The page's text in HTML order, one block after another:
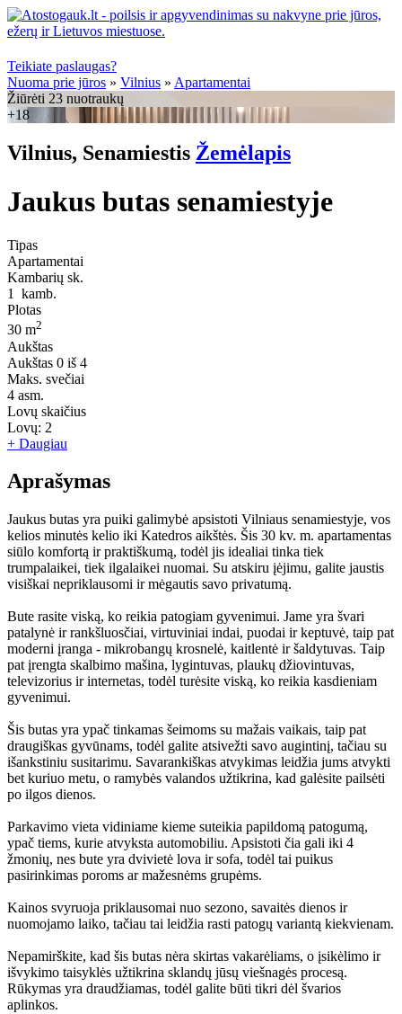
Teikiate paslaugas?
Nuoma prie jūros » Vilnius » Apartamentai
Žiūrėti 23 nuotraukų
+18
Vilnius, Senamiestis Žemėlapis
Jaukus butas senamiestyje
Tipas
Apartamentai
Kambarių sk.
1
kamb.
Plotas
30 m2
Aukštas
Aukštas 0 iš 4
Maks. svečiai
4 asm.
Lovų skaičius
Lovų: 2
+ Daugiau
Aprašymas
Jaukus butas yra puiki galimybė apsistoti Vilniaus senamiestyje, vos
kelios minutės kelio iki Katedros aikštės. Šis 30 kv. m. apartamentas
siūlo komfortą ir praktiškumą, todėl jis idealiai tinka tiek
trumpalaikei, tiek ilgalaikei nuomai. Su atskiru įėjimu, galite jaustis
visiškai nepriklausomi ir mėgautis savo privatumą.
Bute rasite viską, ko reikia patogiam gyvenimui. Jame yra švari
patalynė ir rankšluosčiai, virtuviniai indai, puodai ir keptuvė, taip pat
moderni įranga - mikrobangų krosnelė, kaitlentė ir šaldytuvas. Taip
pat įrengta skalbimo mašina, lygintuvas, plaukų džiovintuvas,
televizorius ir internetas, todėl turėsite viską, ko reikia kasdieniam
gyvenimui.
Šis butas yra ypač tinkamas šeimoms su mažais vaikais, taip pat
draugiškas gyvūnams, todėl galite atsivežti savo augintinį, tačiau su
išankstiniu susitarimu. Savarankiškas atvykimas leidžia jums atvykti
bet kuriuo metu, o ramybės valandos užtikrina, kad galėsite pailsėti
po ilgos dienos.
Parkavimo vieta vidiniame kieme suteikia papildomą patogumą,
ypač tiems, kurie atvyksta automobiliu. Apsistoti čia gali iki 4
žmonių, nes bute yra dvivietė lova ir sofa, todėl tai puikus
pasirinkimas poroms ar mažesnėms grupėms.
Kainos svyruoja priklausomai nuo sezono, savaitės dienos ir
nuomojamo laiko, tačiau tai leidžia rasti patogų variantą kiekvienam.
Nepamirškite, kad šis butas nėra skirtas vakarėliams, o įsikėlimo ir
išvykimo taisyklės užtikrina sklandų jūsų viešnagės procesą.
Rūkymas yra draudžiamas, todėl galite būti tikri dėl švarios
aplinkos.